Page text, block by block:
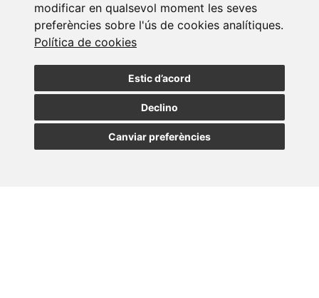
modificar en qualsevol moment les seves
preferències sobre l'ús de cookies analítiques.
Política de cookies
Estic d’acord
Declino
Canviar preferències
Subscriure a la
newsletter
Assabenta't de les nostres últimes notícies
SUBSCRIURE